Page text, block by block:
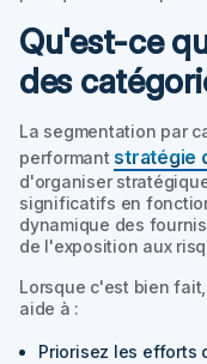
Qu'est-ce
des
La segmentation par
performant stratégie
d'organiser
significatifs en
dynamique des
de l'exposition aux
Lorsque c'est bien
aide à :
Priorisez les efforts